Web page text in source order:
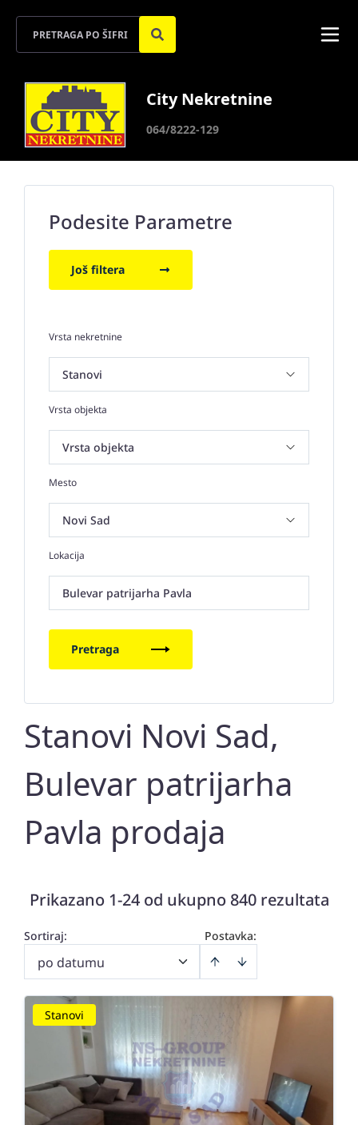
City Nekretnine
064/8222-129
Podesite Parametre
Još filtera
Vrsta nekretnine
Vrsta objekta
Mesto
Lokacija
Bulevar patrijarha Pavla
Pretraga
Stanovi Novi Sad,
Bulevar patrijarha
Pavla prodaja
Prikazano 1-24 od ukupno 840 rezultata
Postavka:
Sortiraj:
po datumu
Stanovi